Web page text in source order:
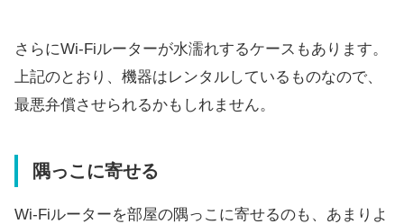
さらにWi-Fiルーターが水濡れするケースもあります。
上記のとおり、機器はレンタルしているものなので、
最悪弁償させられるかもしれません。
隅っこに寄せる
Wi-Fiルーターを部屋の隅っこに寄せるのも、あまりよ